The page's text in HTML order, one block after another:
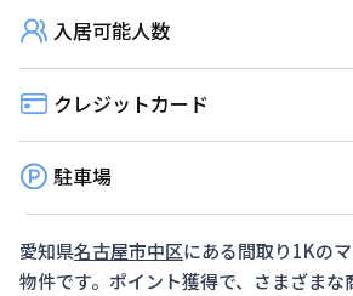
入居可能人数
クレジットカード
駐車場
愛知県名古屋市中区にある間取り1Kの
物件です。ポイント獲得で、さまざまな